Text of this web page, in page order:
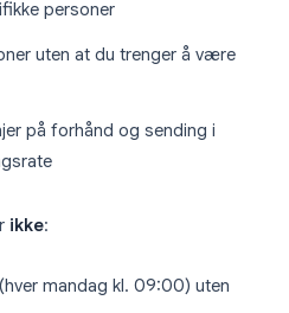
personer
uten at du trenger å være
på forhånd og sending i
ikke:
mandag kl. 09:00) uten